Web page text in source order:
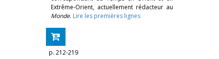
Extrême-Orient, actuellement rédacteur au
Monde. Lire les premières lignes
p. 212-219